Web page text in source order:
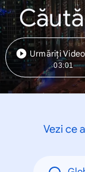
Urmăriți
03:01
Vezi ce